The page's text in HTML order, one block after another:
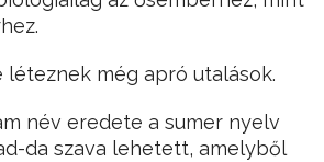
léteznek még apró utalások.
da szava lehetett, amelyből